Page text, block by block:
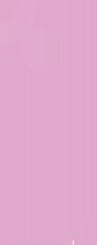
Navigate to the